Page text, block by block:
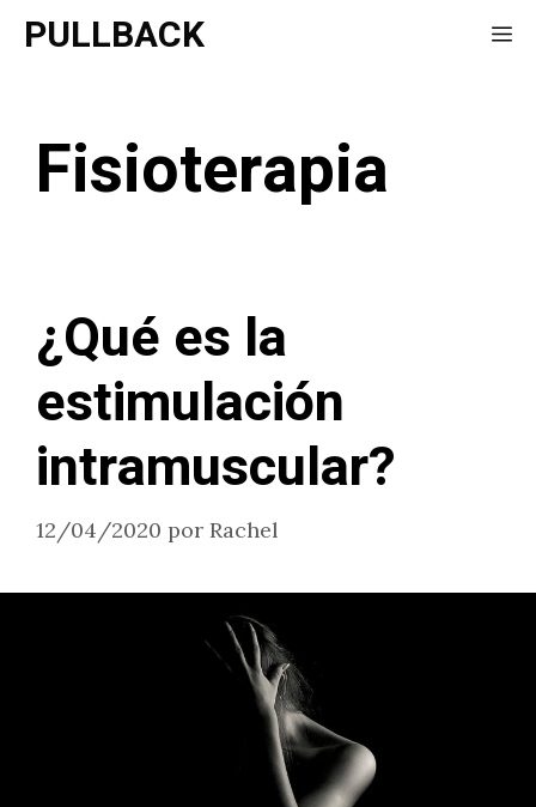
SaltarPULLBACK
Fisioterapia
¿Qué es la
estimulación
intramuscular?
12/04/2020 por Rachel